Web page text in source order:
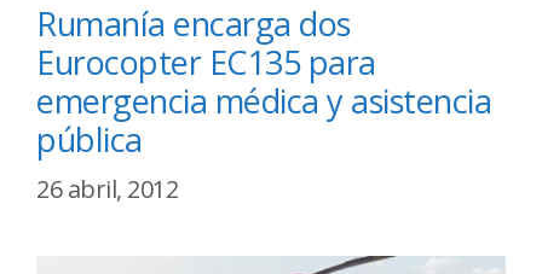
Rumanía encarga dos
Eurocopter EC135 para
emergencia médica y asistencia
pública
26 abril, 2012